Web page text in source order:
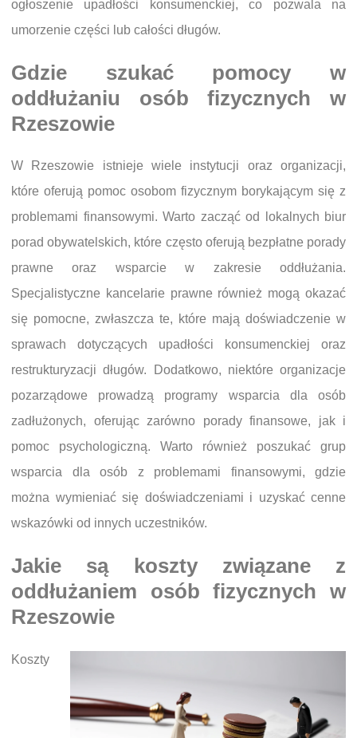
ogłoszenie upadłości konsumenckiej, co pozwala na
umorzenie części lub całości długów.
Gdzie szukać pomocy w
oddłużaniu osób fizycznych w
Rzeszowie
W Rzeszowie istnieje wiele instytucji oraz organizacji,
które oferują pomoc osobom fizycznym borykającym się z
problemami finansowymi. Warto zacząć od lokalnych biur
porad obywatelskich, które często oferują bezpłatne porady
prawne oraz wsparcie w zakresie oddłużania.
Specjalistyczne kancelarie prawne również mogą okazać
się pomocne, zwłaszcza te, które mają doświadczenie w
sprawach dotyczących upadłości konsumenckiej oraz
restrukturyzacji długów. Dodatkowo, niektóre organizacje
pozarządowe prowadzą programy wsparcia dla osób
zadłużonych, oferując zarówno porady finansowe, jak i
pomoc psychologiczną. Warto również poszukać grup
wsparcia dla osób z problemami finansowymi, gdzie
można wymieniać się doświadczeniami i uzyskać cenne
wskazówki od innych uczestników.
Jakie są koszty związane z
oddłużaniem osób fizycznych w
Rzeszowie
Koszty